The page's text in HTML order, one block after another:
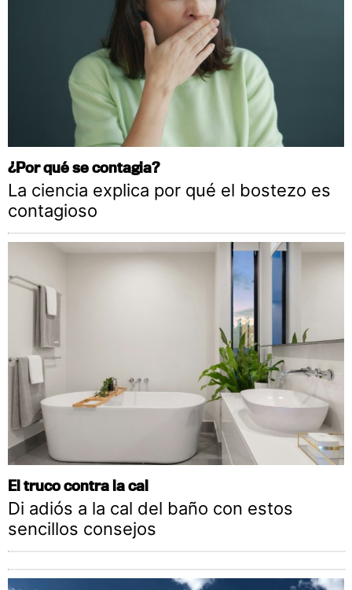
¿Por qué se contagia?
La ciencia explica por qué el bostezo es
contagioso
El truco contra la cal
Di adiós a la cal del baño con estos
sencillos consejos